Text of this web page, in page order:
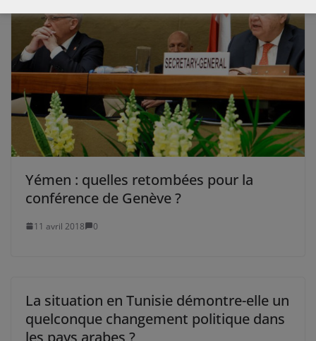
Yémen : quelles retombées pour la
conférence de Genève ?
11 avril 2018 0
La situation en Tunisie démontre-elle un
quelconque changement politique dans
les pays arabes ?